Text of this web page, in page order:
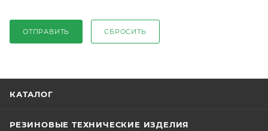
ОТПРАВИТЬ СБРОСИТЬ
КАТАЛОГ
РЕЗИНОВЫЕ ТЕХНИЧЕСКИЕ ИЗДЕЛИЯ